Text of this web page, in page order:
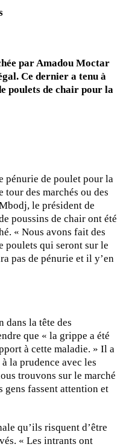
par Amadou Moctar
Ce dernier a tenu à
poulets de chair pour la
pénurie de poulet pour la
tour des marchés ou des
le président de
poussins de chair ont été
« Nous avons fait des
poulets qui seront sur le
pas de pénurie et il y’en
dans la tête des
que « la grippe a été
à cette maladie. » Il a
la prudence avec les
trouvons sur le marché
gens fassent attention et
qu’ils risquent d’être
« Les intrants ont